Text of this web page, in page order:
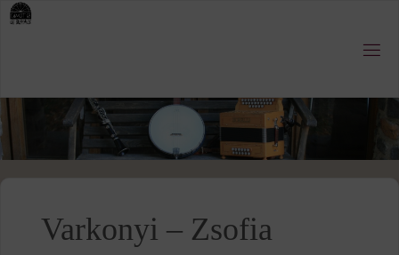
Skip
Varkonyi – Zsofia